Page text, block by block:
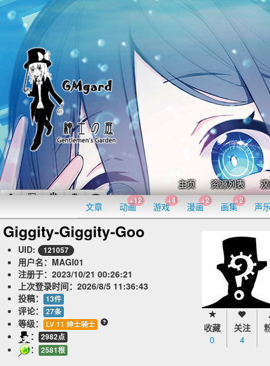
主页 资源列表
文章 动画
+12
游戏
+4
漫画
+2
画集
+2
声
收藏
0
关注
4
Giggity-Giggity-Goo
UID: 121057
用户名：MAGI01
注册于： 2023/10/21 00:26:21
上次登录时间： 2026/8/5 11:36:43
投稿：
13件
评论： 27条
等级： LV 11 绅士骑士
： 2982点
： 2581根